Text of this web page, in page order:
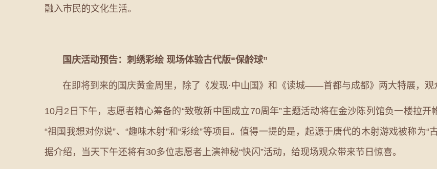
融入市民的文化生活。
国庆活动预告：刺绣彩绘 现场体验古代版“保龄球”
在即将到来的国庆黄金周里，除了《发现·中山国》和《读城——首都与成都》两大特展，观
10月2日下午，志愿者精心筹备的“致敬新中国成立70周年”主题活动将在金沙陈列馆负一楼拉开
“祖国我想对你说”、“趣味木射”和“彩绘”等项目。值得一提的是，起源于唐代的木射游戏被称为“
据介绍，当天下午还将有30多位志愿者上演神秘“快闪”活动，给现场观众带来节日惊喜。